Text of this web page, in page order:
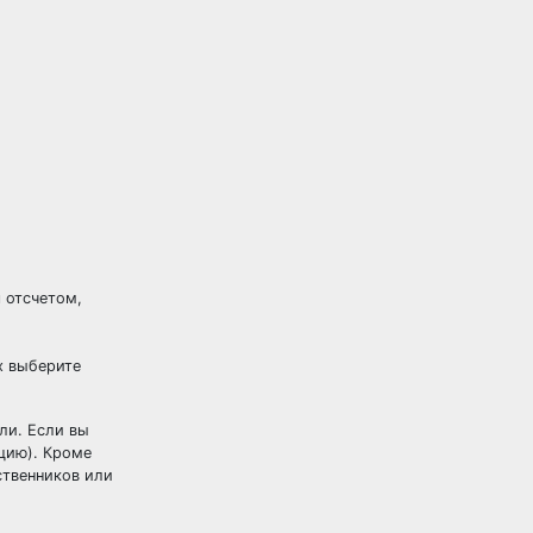
отсчетом,
выберите
Если вы
Кроме
или